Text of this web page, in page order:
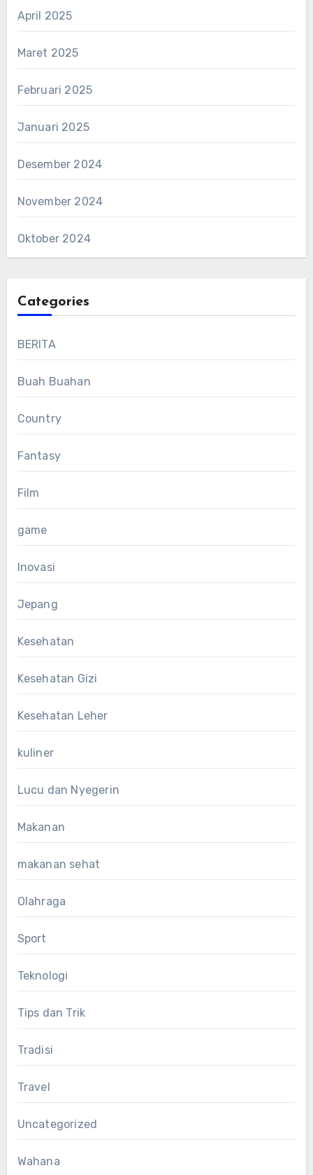
April 2025
Maret 2025
Februari 2025
Januari 2025
Desember 2024
November 2024
Oktober 2024
Categories
BERITA
Buah Buahan
Country
Fantasy
Film
game
Inovasi
Jepang
Kesehatan
Kesehatan Gizi
Kesehatan Leher
kuliner
Lucu dan Nyegerin
Makanan
makanan sehat
Olahraga
Sport
Teknologi
Tips dan Trik
Tradisi
Travel
Uncategorized
Wahana